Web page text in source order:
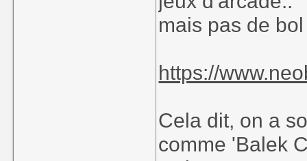
mais pas de
https://
Cela dit, on a
comme 'Balek